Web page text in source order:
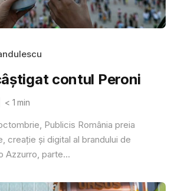
contul Peroni
< 1 min
Publicis România preia
creație și digital al brandului de
Azzurro, parte...